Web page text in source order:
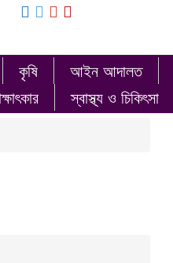
কৃষি আইন আদালত
স্বাস্থ্য ও চিকিৎসা